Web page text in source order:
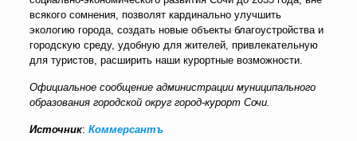
всякого сомнения, позволят кардинально улучшить
экологию города, создать новые объекты благоустройства и
городскую среду, удобную для жителей, привлекательную
для туристов, расширить наши курортные возможности.
Официальное сообщение администрации муниципального
образования городской округ город-курорт Сочи.
Источник: Коммерсантъ